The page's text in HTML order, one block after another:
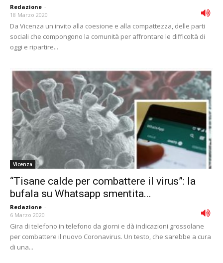
Redazione -
18 Marzo 2020
Da Vicenza un invito alla coesione e alla compattezza, delle parti
sociali che compongono la comunità per affrontare le difficoltà di
oggi e ripartire...
Vicenza
“Tisane calde per combattere il virus”: la
bufala su Whatsapp smentita...
Redazione -
6 Marzo 2020
Gira di telefono in telefono da giorni e dà indicazioni grossolane
per combattere il nuovo Coronavirus. Un testo, che sarebbe a cura
di una...